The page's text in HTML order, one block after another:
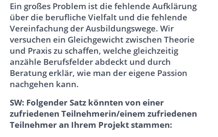
Ein großes Problem ist die fehlende Aufklärung
über die berufliche Vielfalt und die fehlende
Vereinfachung der Ausbildungswege. Wir
versuchen ein Gleichgewicht zwischen Theorie
und Praxis zu schaffen, welche gleichzeitig
anzähle Berufsfelder abdeckt und durch
Beratung erklär, wie man der eigene Passion
nachgehen kann.
SW: Folgender Satz könnten von einer
zufriedenen Teilnehmerin/einem zufriedenen
Teilnehmer an Ihrem Projekt stammen: